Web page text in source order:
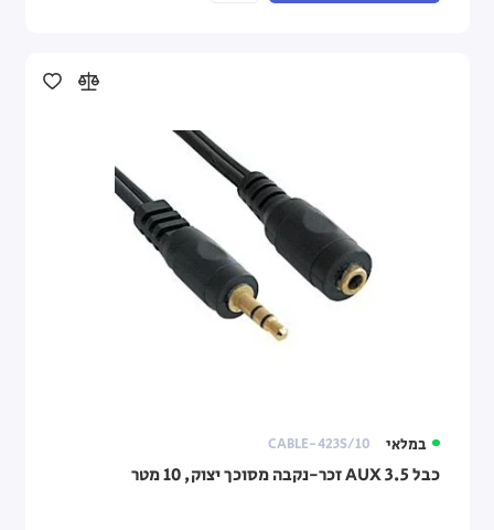
במלאי CABLE-423S/10
כבל AUX 3.5 זכר-נקבה מסוכך יצוק, 10 מטר